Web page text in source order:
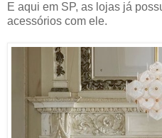
E aqui em SP, as lojas já
acessórios com ele.